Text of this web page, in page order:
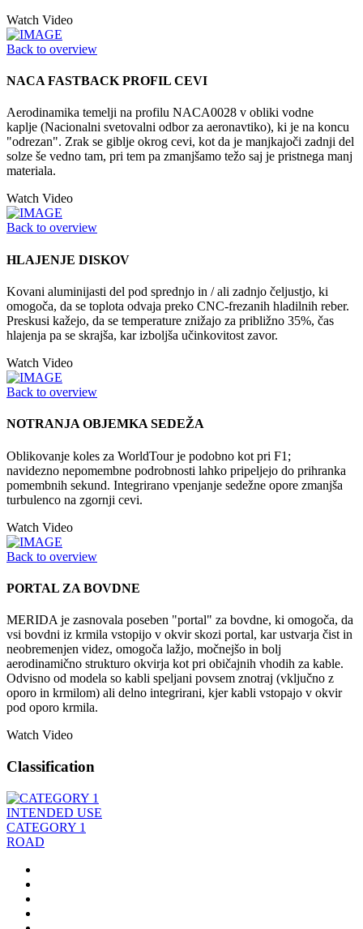
Watch Video
Back to overview
NACA FASTBACK PROFIL CEVI
Aerodinamika temelji na profilu NACA0028 v obliki vodne
kaplje (Nacionalni svetovalni odbor za aeronavtiko), ki je na koncu
"odrezan". Zrak se giblje okrog cevi, kot da je manjkajoči zadnji del
solze še vedno tam, pri tem pa zmanjšamo težo saj je pristnega manj
materiala.
Watch Video
Back to overview
HLAJENJE DISKOV
Kovani aluminijasti del pod sprednjo in / ali zadnjo čeljustjo, ki
omogoča, da se toplota odvaja preko CNC-frezanih hladilnih reber.
Preskusi kažejo, da se temperature znižajo za približno 35%, čas
hlajenja pa se skrajša, kar izboljša učinkovitost zavor.
Watch Video
Back to overview
NOTRANJA OBJEMKA SEDEŽA
Oblikovanje koles za WorldTour je podobno kot pri F1;
navidezno nepomembne podrobnosti lahko pripeljejo do prihranka
pomembnih sekund. Integrirano vpenjanje sedežne opore zmanjša
turbulenco na zgornji cevi.
Watch Video
Back to overview
PORTAL ZA BOVDNE
MERIDA je zasnovala poseben "portal" za bovdne, ki omogoča, da
vsi bovdni iz krmila vstopijo v okvir skozi portal, kar ustvarja čist in
neobremenjen videz, omogoča lažjo, močnejšo in bolj
aerodinamično strukturo okvirja kot pri običajnih vhodih za kable.
Odvisno od modela so kabli speljani povsem znotraj (vključno z
oporo in krmilom) ali delno integrirani, kjer kabli vstopajo v okvir
pod oporo krmila.
Watch Video
Classification
INTENDED USE
CATEGORY 1
ROAD